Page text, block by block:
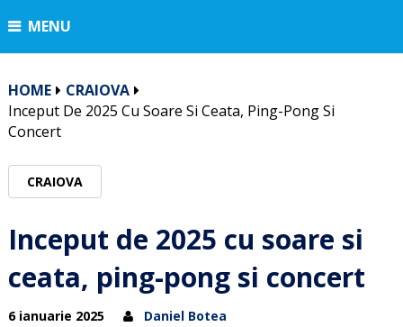
MENU
HOME
CRAIOVA
Inceput De 2025 Cu Soare Si Ceata, Ping-Pong Si
Concert
CRAIOVA
Inceput de 2025 cu soare si
ceata, ping-pong si concert
6 ianuarie 2025 Daniel Botea